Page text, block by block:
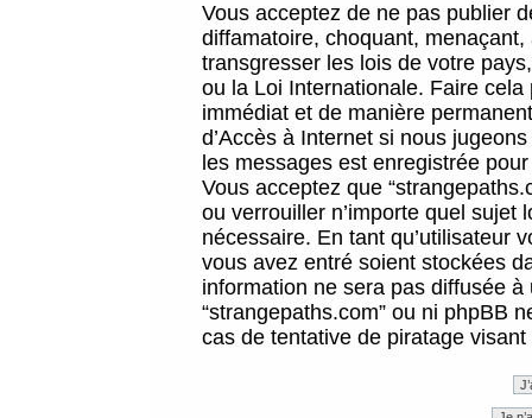
Vous acceptez de ne pas publier
diffamatoire, choquant,
transgresser les lois de votre
ou la Loi Internationale. Faire
immédiat et de manière
d’Accès à Internet si nous
les messages est enregistrée
Vous acceptez que
ou verrouiller n’importe quel sujet
nécessaire. En tant qu’utilisateur
vous avez entré soient stockées
information ne sera pas diffusée
“strangepaths.com” ou ni phpBB
cas de tentative de piratage